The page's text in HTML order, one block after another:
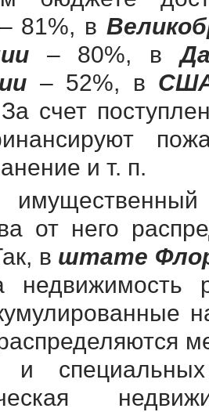
– 81%, в
– 80%, в
– 52%, в
счет
и т. п.
от него
в штате
недвижимость
и